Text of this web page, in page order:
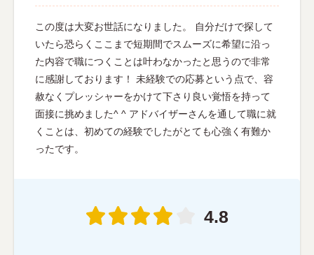
この度は大変お世話になりました。 自分だけで探して
いたら恐らくここまで短期間でスムーズに希望に沿っ
た内容で職につくことは叶わなかったと思うので非常
に感謝しております！ 未経験での応募という点で、容
赦なくプレッシャーをかけて下さり良い覚悟を持って
面接に挑めました^ ^ アドバイザーさんを通して職に就
くことは、初めての経験でしたがとても心強く有難か
ったです。
4.8